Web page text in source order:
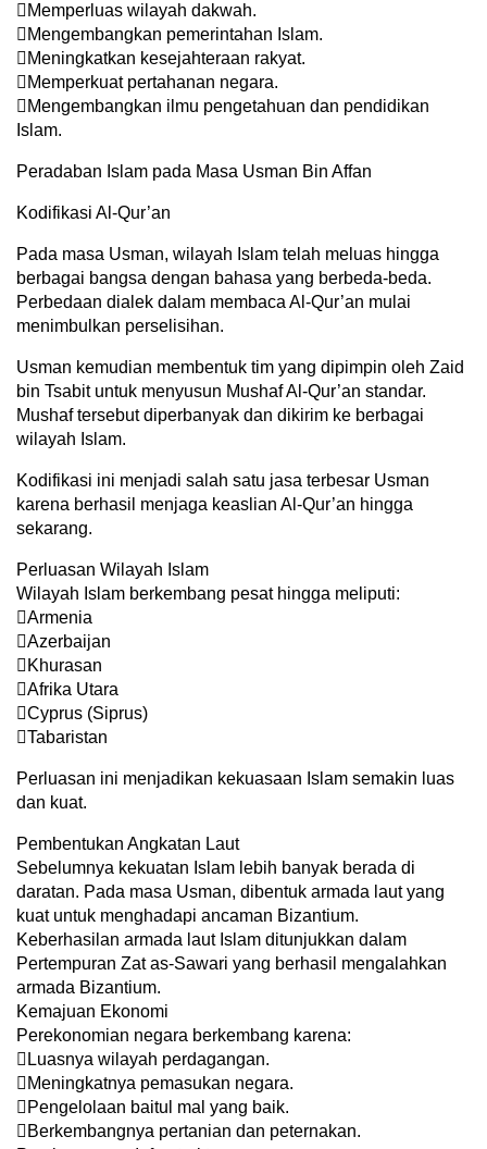
Memperluas wilayah dakwah.
Mengembangkan pemerintahan Islam.
Meningkatkan kesejahteraan rakyat.
Memperkuat pertahanan negara.
Mengembangkan ilmu pengetahuan dan pendidikan
Islam.
Peradaban Islam pada Masa Usman Bin Affan
Kodifikasi Al-Qur’an
Pada masa Usman, wilayah Islam telah meluas hingga
berbagai bangsa dengan bahasa yang berbeda-beda.
Perbedaan dialek dalam membaca Al-Qur’an mulai
menimbulkan perselisihan.
Usman kemudian membentuk tim yang dipimpin oleh Zaid
bin Tsabit untuk menyusun Mushaf Al-Qur’an standar.
Mushaf tersebut diperbanyak dan dikirim ke berbagai
wilayah Islam.
Kodifikasi ini menjadi salah satu jasa terbesar Usman
karena berhasil menjaga keaslian Al-Qur’an hingga
sekarang.
Perluasan Wilayah Islam
Wilayah Islam berkembang pesat hingga meliputi:
Armenia
Azerbaijan
Khurasan
Afrika Utara
Cyprus (Siprus)
Tabaristan
Perluasan ini menjadikan kekuasaan Islam semakin luas
dan kuat.
Pembentukan Angkatan Laut
Sebelumnya kekuatan Islam lebih banyak berada di
daratan. Pada masa Usman, dibentuk armada laut yang
kuat untuk menghadapi ancaman Bizantium.
Keberhasilan armada laut Islam ditunjukkan dalam
Pertempuran Zat as-Sawari yang berhasil mengalahkan
armada Bizantium.
Kemajuan Ekonomi
Perekonomian negara berkembang karena:
Luasnya wilayah perdagangan.
Meningkatnya pemasukan negara.
Pengelolaan baitul mal yang baik.
Berkembangnya pertanian dan peternakan.